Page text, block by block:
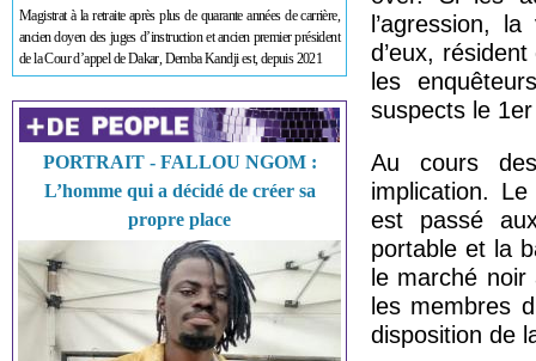
Magistrat à la retraite après plus de quarante années de carrière,
ancien doyen des juges d’instruction et ancien premier président
de la Cour d’appel de Dakar, Demba Kandji est, depuis 2021
PORTRAIT - FALLOU NGOM :
L’homme qui a décidé de créer sa
propre place
l’agression,
d’eux,
les
suspects le
Au cours
implication.
est passé
portable et la
le marché
les membres
disposition de